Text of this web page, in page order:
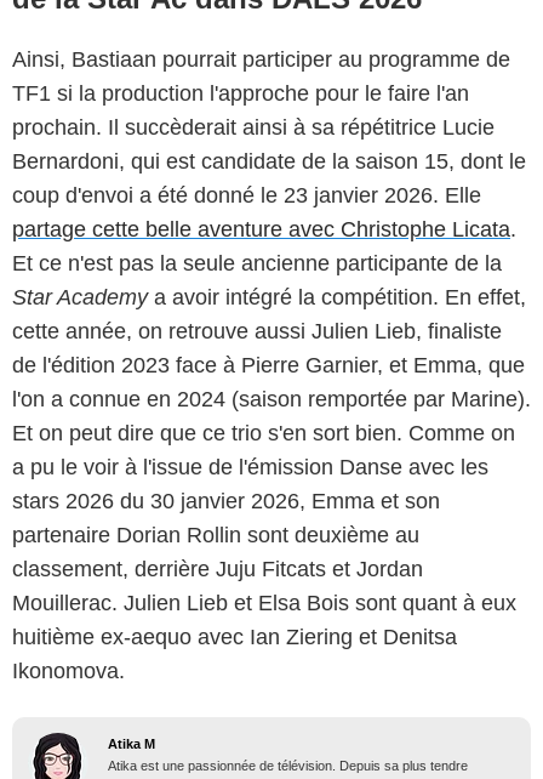
Ainsi, Bastiaan pourrait participer au programme de
TF1 si la production l'approche pour le faire l'an
prochain. Il succèderait ainsi à sa répétitrice Lucie
Bernardoni, qui est candidate de la saison 15, dont le
coup d'envoi a été donné le 23 janvier 2026. Elle
partage cette belle aventure avec Christophe Licata.
Et ce n'est pas la seule ancienne participante de la
Star Academy a avoir intégré la compétition. En effet,
cette année, on retrouve aussi Julien Lieb, finaliste
de l'édition 2023 face à Pierre Garnier, et Emma, que
l'on a connue en 2024 (saison remportée par Marine).
Et on peut dire que ce trio s'en sort bien. Comme on
a pu le voir à l'issue de l'émission Danse avec les
stars 2026 du 30 janvier 2026, Emma et son
partenaire Dorian Rollin sont deuxième au
classement, derrière Juju Fitcats et Jordan
Mouillerac. Julien Lieb et Elsa Bois sont quant à eux
huitième ex-aequo avec Ian Ziering et Denitsa
Ikonomova.
Atika M
Atika est une passionnée de télévision. Depuis sa plus tendre